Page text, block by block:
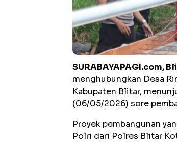
SURABAYAPAGI.com,
menghubungkan Desa
Kabupaten Blitar,
(06/05/2026) sore
Proyek pembangunan
Polri dari Polres Blitar